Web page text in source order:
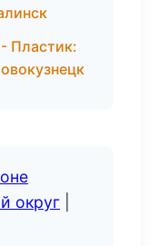
Пластик:
округ